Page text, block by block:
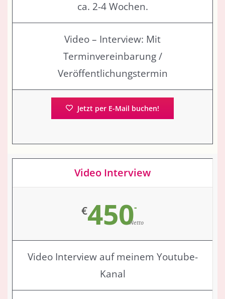
ca. 2-4 Wochen.
Video – Interview: Mit
Terminvereinbarung /
Veröffentlichungstermin
Jetzt per E-Mail buchen!
Video Interview
€450-
Netto
Video Interview auf meinem Youtube-
Kanal